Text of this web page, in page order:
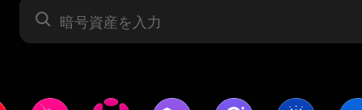
暗号資産